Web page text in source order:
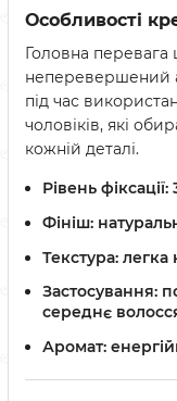
Особливості
Головна перевага
неперевершений
під час
чоловіків, які
кожній деталі.
Рівень фіксації:
Фініш:
Текстура: легка
Застосування:
середнє
Аромат: